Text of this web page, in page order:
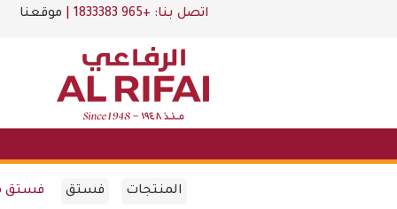
اتصل بنا: +965 1833383 موقعنا
المنتجات فستق فستق